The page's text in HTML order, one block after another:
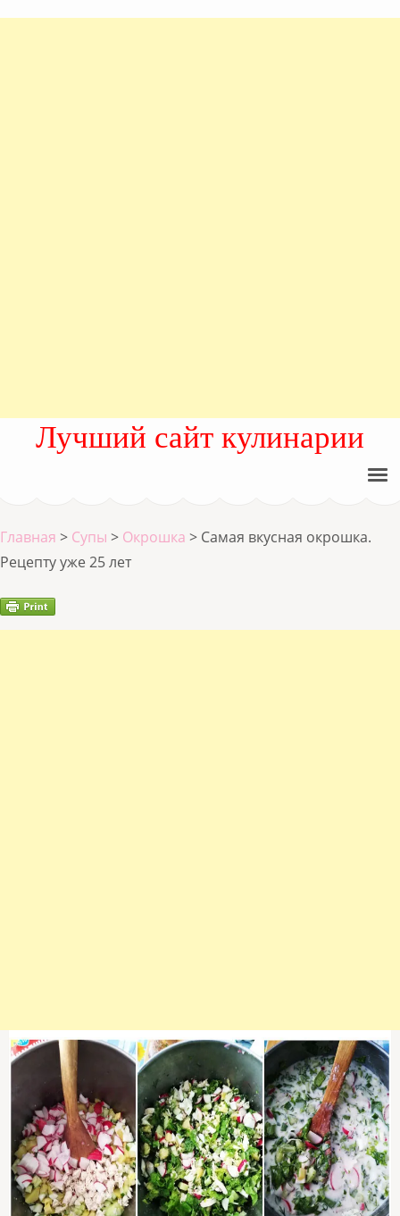
Лучший сайт кулинарии
Главная > Супы > Окрошка > Самая вкусная окрошка.
Рецепту уже 25 лет